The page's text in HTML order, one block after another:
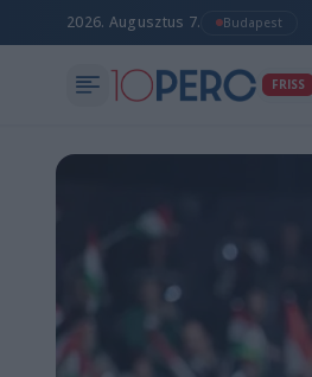
2026. Augusztus 7. Budapest
FRISS